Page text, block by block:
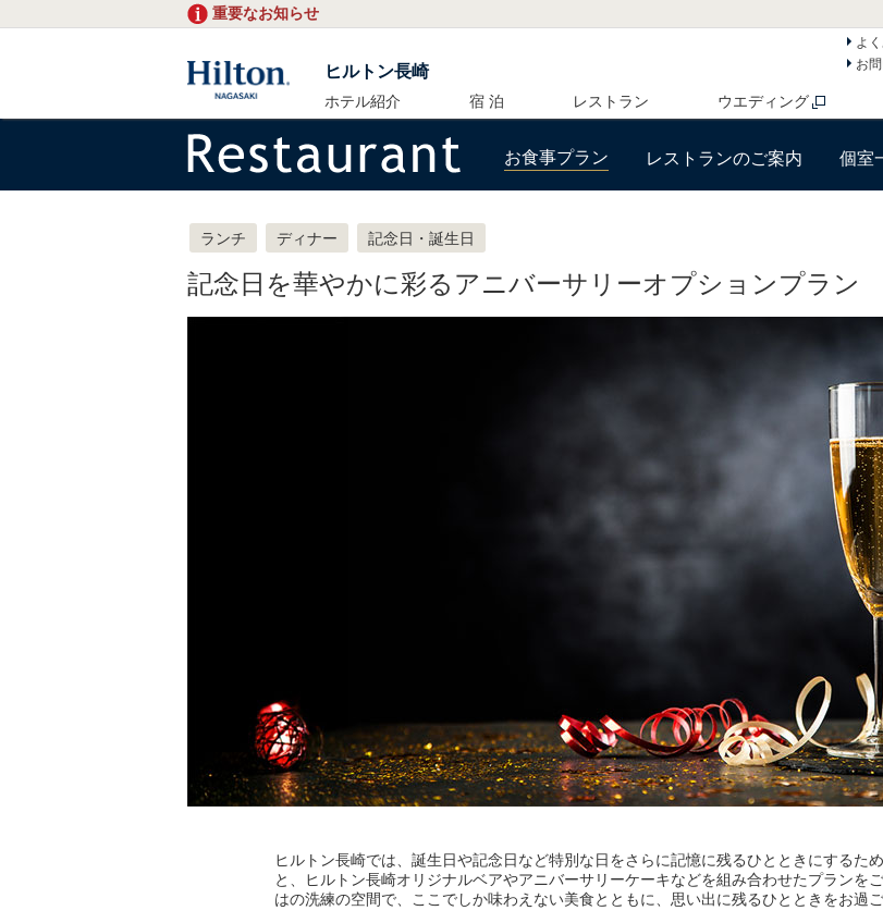
重要なお知らせ
ヒルトン長崎
よ
お
ホテル紹介 宿 泊 レストラン ウエディング
お食事プラン レストランのご案内 個室
ランチ ディナー 記念日・誕生日
記念日を華やかに彩るアニバーサリーオプションプラン
ヒルトン長崎では、誕生日や記念日など特別な日をさらに記憶に残るひとときにするた
と、ヒルトン長崎オリジナルベアやアニバーサリーケーキなどを組み合わせたプランを
はの洗練の空間で、ここでしか味わえない美食とともに、思い出に残るひとときをお過ご